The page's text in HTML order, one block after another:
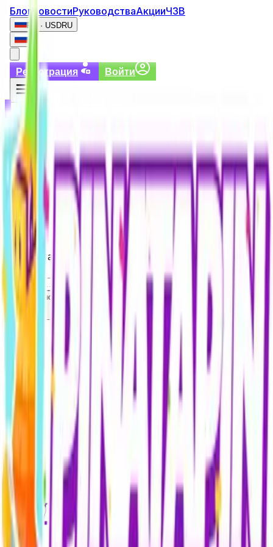
БлогНовостиРуководстваАкцииЧЗВ
RU · USDRU
Регистрация Войти
Регистрация
Войти
blog
0 Результаты
Сначала новые